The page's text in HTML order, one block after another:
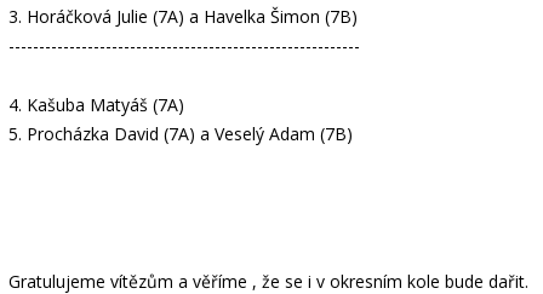
3. Horáčková Julie (7A) a Havelka Šimon (7B)
----------------------------------------------------------
4. Kašuba Matyáš (7A)
5. Procházka David (7A) a Veselý Adam (7B)
Gratulujeme vítězům a věříme , že se i v okresním kole bude dařit.